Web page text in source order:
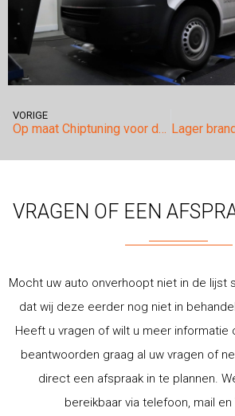
VORIGE
Op maat Chiptuning voor de Audi A6 C7 3.0TDI
VRAGEN OF EEN
Mocht uw auto onverhoopt niet in de lijst
dat wij deze eerder nog niet in
Heeft u vragen of wilt u meer informatie
beantwoorden graag al uw vragen of
direct een afspraak in te plannen.
bereikbaar via telefoon, mail en